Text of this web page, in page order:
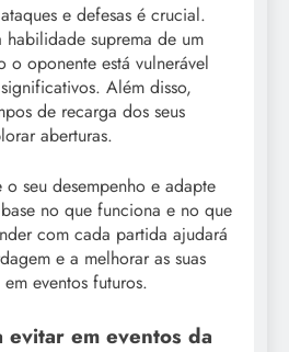
e defesas é crucial.
habilidade suprema de um
o oponente está vulnerável
Além disso,
de recarga dos seus
aberturas.
o seu desempenho e adapte
no que funciona e no que
com cada partida ajudará
e a melhorar as suas
eventos futuros.
evitar em eventos da